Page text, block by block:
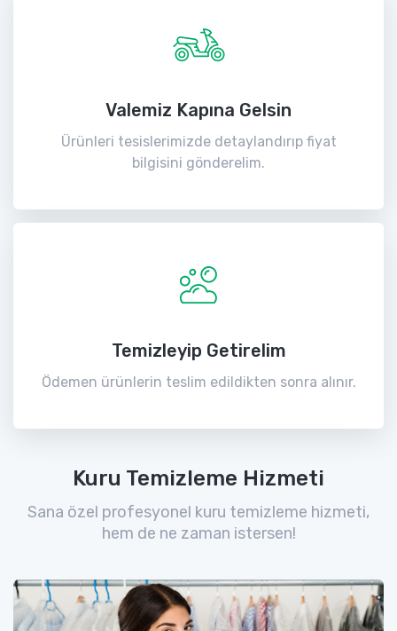
Valemiz Kapına Gelsin
Ürünleri tesislerimizde detaylandırıp fiyat
bilgisini gönderelim.
Temizleyip Getirelim
Ödemen ürünlerin teslim edildikten sonra alınır.
Kuru Temizleme Hizmeti
Sana özel profesyonel kuru temizleme hizmeti,
hem de ne zaman istersen!